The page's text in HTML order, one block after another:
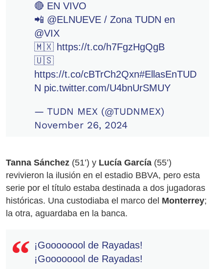
🔴 EN VIVO
📲 @ELNUEVE / Zona TUDN en
@VIX
🇲🇽 https://t.co/h7FgzHgQgB
🇺🇸
https://t.co/cBTrCh2Qxn#EllasEnTUD
N pic.twitter.com/U4bnUrSMUY
— TUDN MEX (@TUDNMEX)
November 26, 2024
Tanna Sánchez (51’) y Lucía García (55’)
revivieron la ilusión en el estadio BBVA, pero esta
serie por el título estaba destinada a dos jugadoras
históricas. Una custodiaba el marco del Monterrey;
la otra, aguardaba en la banca.
¡Goooooool de Rayadas!
¡Goooooool de Rayadas!